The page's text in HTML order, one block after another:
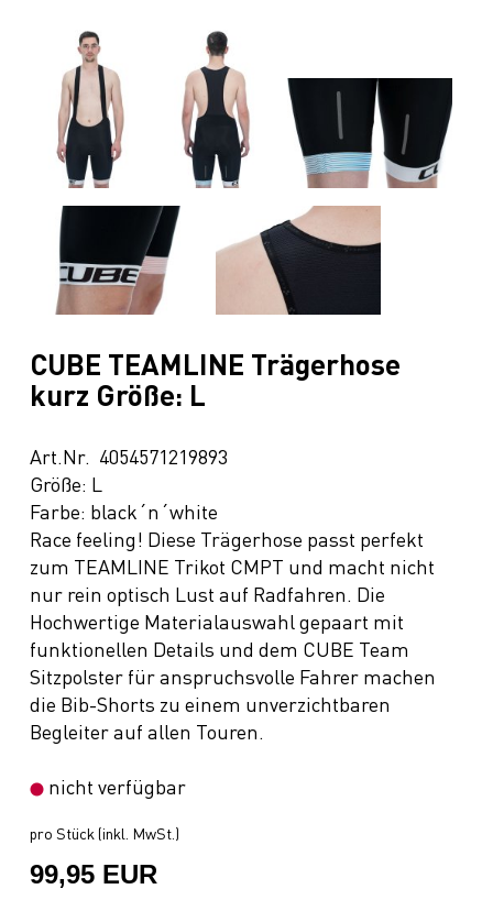
CUBE TEAMLINE Trägerhose
kurz Größe: L
Art.Nr. 4054571219893
Größe: L
Farbe: black´n´white
Race feeling! Diese Trägerhose passt perfekt
zum TEAMLINE Trikot CMPT und macht nicht
nur rein optisch Lust auf Radfahren. Die
Hochwertige Materialauswahl gepaart mit
funktionellen Details und dem CUBE Team
Sitzpolster für anspruchsvolle Fahrer machen
die Bib-Shorts zu einem unverzichtbaren
Begleiter auf allen Touren.
nicht verfügbar
pro Stück (inkl. MwSt.)
99,95 EUR